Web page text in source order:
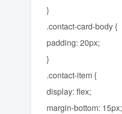
}
.contact-card-body {
padding: 20px;
}
.contact-item {
display: flex;
margin-bottom: 15px;